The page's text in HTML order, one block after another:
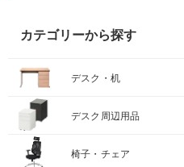
カテゴリーから探す
デスク・机
デスク周辺用品
椅子・チェア